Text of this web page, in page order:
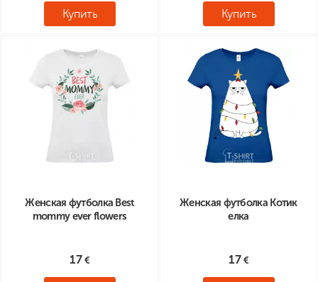
Купить Купить
Женская футболка Best
mommy ever flowers
17
Женская футболка Котик
елка
17